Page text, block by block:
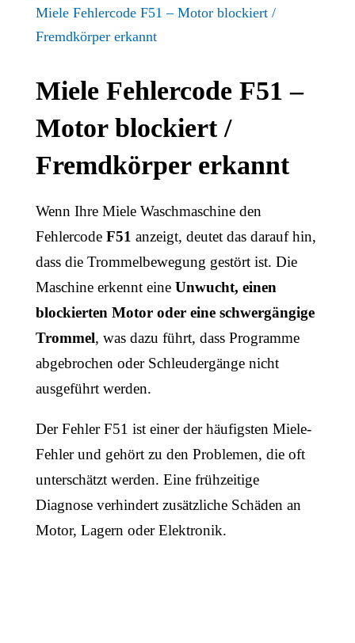
Miele Fehlercode F51 – Motor blockiert /
Fremdkörper erkannt
Miele Fehlercode F51 –
Motor blockiert /
Fremdkörper erkannt
Wenn Ihre Miele Waschmaschine den
FehlercodeF51 anzeigt, deutet das darauf hin,
dass die Trommelbewegung gestört ist. Die
Maschine erkennt eineUnwucht, einen
blockierten Motor oder eine schwergängige
Trommel, was dazu führt, dass Programme
abgebrochen oder Schleudergänge nicht
ausgeführt werden.
Der Fehler F51 ist einer der häufigsten Miele-
Fehler und gehört zu den Problemen, die oft
unterschätzt werden. Eine frühzeitige
Diagnose verhindert zusätzliche Schäden an
Motor, Lagern oder Elektronik.